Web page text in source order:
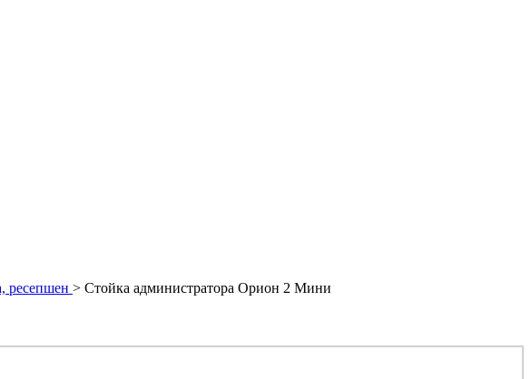
ресепшен > Стойка администратора Орион 2 Мини